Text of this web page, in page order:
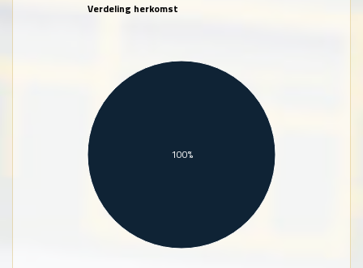
Verdeling herkomst
100%